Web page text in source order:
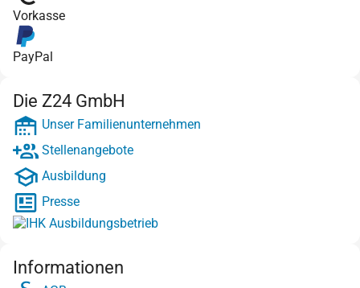
Vorkasse
PayPal
Die Z24 GmbH
Unser Familienunternehmen
Stellenangebote
Ausbildung
Presse
Informationen